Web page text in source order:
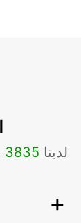
لدينا 3835